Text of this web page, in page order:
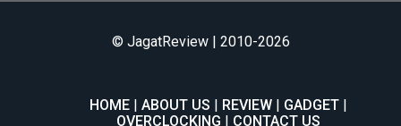
© JagatReview | 2010-2026
HOME ABOUT US REVIEW
GADGET
OVERCLOCKING
CONTACT US